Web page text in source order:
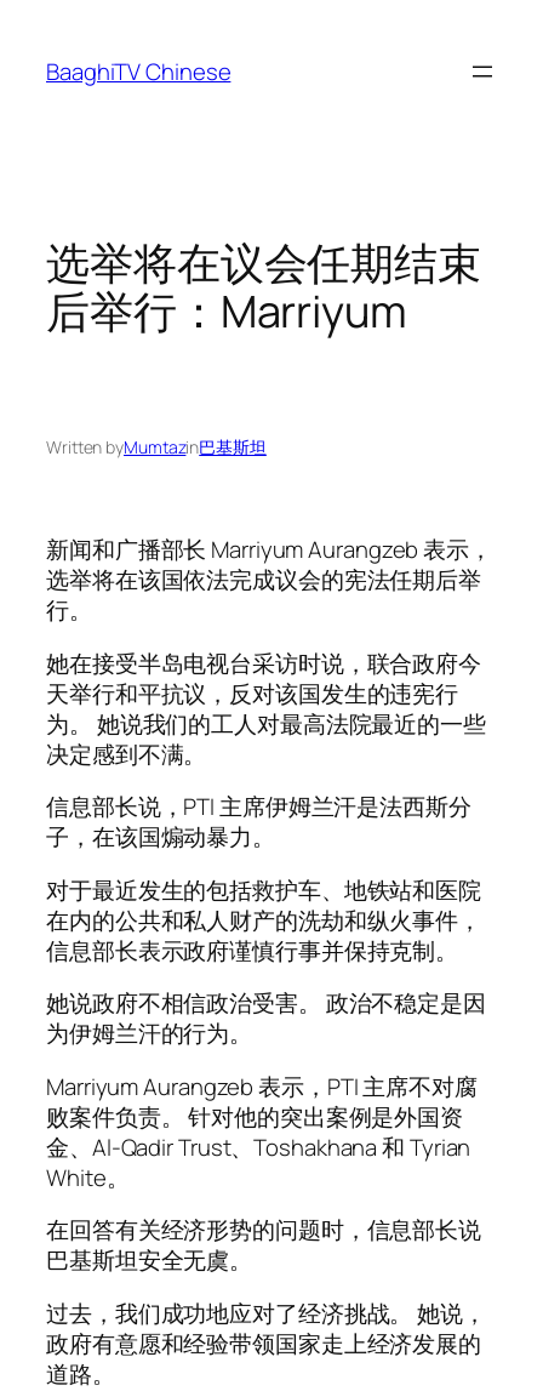
content
BaaghiTV Chinese
选举将在议会任期结束
后举行：Marriyum
Written byMumtazin巴基斯坦
新闻和广播部长 Marriyum Aurangzeb 表示，
选举将在该国依法完成议会的宪法任期后举
行。
她在接受半岛电视台采访时说，联合政府今
天举行和平抗议，反对该国发生的违宪行
为。 她说我们的工人对最高法院最近的一些
决定感到不满。
信息部长说，PTI 主席伊姆兰汗是法西斯分
子，在该国煽动暴力。
对于最近发生的包括救护车、地铁站和医院
在内的公共和私人财产的洗劫和纵火事件，
信息部长表示政府谨慎行事并保持克制。
她说政府不相信政治受害。 政治不稳定是因
为伊姆兰汗的行为。
Marriyum Aurangzeb 表示，PTI 主席不对腐
败案件负责。 针对他的突出案例是外国资
金、Al-Qadir Trust、Toshakhana 和 Tyrian
White。
在回答有关经济形势的问题时，信息部长说
巴基斯坦安全无虞。
过去，我们成功地应对了经济挑战。 她说，
政府有意愿和经验带领国家走上经济发展的
道路。